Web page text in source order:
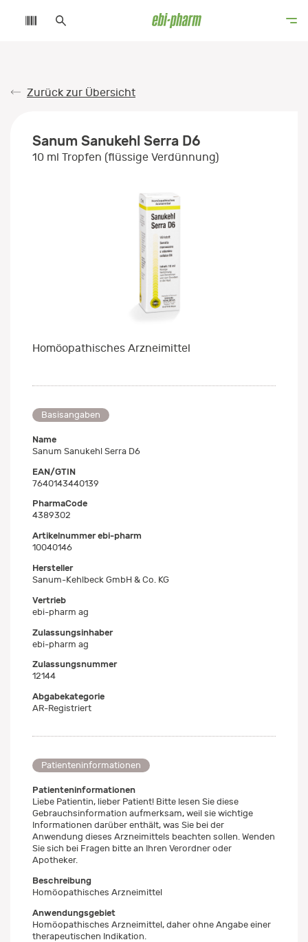
Zurück zur Übersicht
Sanum Sanukehl Serra D6
10 ml Tropfen (flüssige Verdünnung)
Homöopathisches Arzneimittel
Basisangaben
Name
Sanum Sanukehl Serra D6
EAN/GTIN
7640143440139
PharmaCode
4389302
Artikelnummer ebi-pharm
10040146
Hersteller
Sanum-Kehlbeck GmbH & Co. KG
Vertrieb
ebi-pharm ag
Zulassungsinhaber
ebi-pharm ag
Zulassungsnummer
12144
Abgabekategorie
AR-Registriert
Patienteninformationen
Patienteninformationen
Liebe Patientin, lieber Patient! Bitte lesen Sie diese
Gebrauchsinformation aufmerksam, weil sie wichtige
Informationen darüber enthält, was Sie bei der
Anwendung dieses Arzneimittels beachten sollen. Wenden
Sie sich bei Fragen bitte an Ihren Verordner oder
Apotheker.
Beschreibung
Homöopathisches Arzneimittel
Anwendungsgebiet
Homöopathisches Arzneimittel, daher ohne Angabe einer
therapeutischen Indikation.